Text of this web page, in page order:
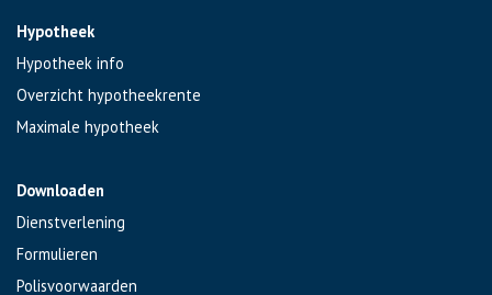
Hypotheek
Hypotheek info
Overzicht hypotheekrente
Maximale hypotheek
Downloaden
Dienstverlening
Formulieren
Polisvoorwaarden